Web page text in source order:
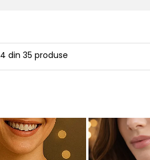
din 35 produse